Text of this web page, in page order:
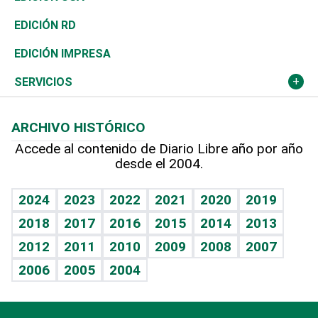
Ocenanía
Caribe
Resto del mundo
Telecom.
Global y variable
Economía personal
Sociales
Novedades
Podcast Arte Libre
Hablando con el pediatra
Vida y familia
Eñe
Celebrando la vida
Sin complejos
En pocas palabras
Tenis
Olimpismo
Más deportes
Línea de hit
TBT Deportivo
El Espía
Noticiero Poteleche
Columnistas
Historia
Martes de tecnología
Cambio climático
Revista
Deportes
Opinión
Hecho en casa
Guía del dinero
EDICIÓN RD
EDICIÓN IMPRESA
SERVICIOS
Cumpleaños
Horóscopos
Crucigramas
ARCHIVO HISTÓRICO
Accede al contenido de Diario Libre año por año
desde el 2004.
2024 2023 2022 2021 2020
2019
2018
2017 2016 2015 2014
2013
2012
2011 2010 2009 2008
2007
2006
2005 2004